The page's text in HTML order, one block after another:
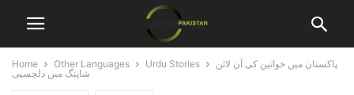
Home Other Languages Urdu Stories
پاکستان میں خواتین کی آن لائن
شاپنگ میں دلچسپی